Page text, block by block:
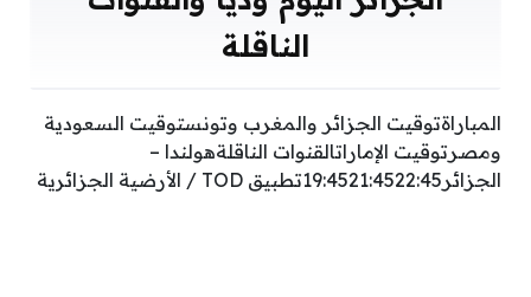
الناقلة
المباراةتوقيت الجزائر والمغرب وتونستوقيت السعودية
ومصرتوقيت الإماراتالقنوات الناقلةهولندا –
الجزائر19:4521:4522:45تطبيق TOD / الأرضية الجزائرية